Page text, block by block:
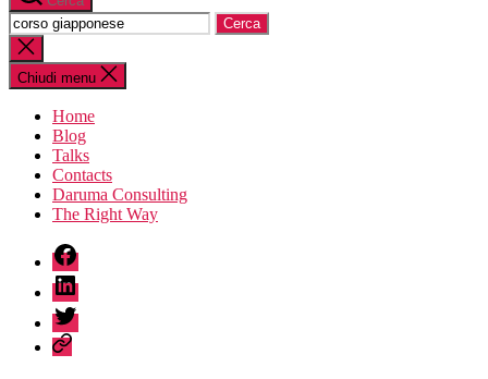
Cerca:
Chiudi
la
ricerca
Chiudi menu
Home
Blog
Talks
Contacts
Daruma Consulting
The Right Way
fb
linkedin
twitter
sessionize